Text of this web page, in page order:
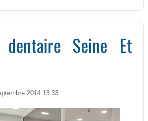
dentaire Seine Et
2014 13:33